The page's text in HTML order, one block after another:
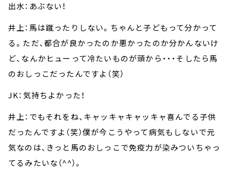
出水：あぶない！
井上：馬は蹴ったりしない。ちゃんと子どもって分かって
る。ただ、都合が良かったのか悪かったのか分かんないけ
ど、なんかヒューって冷たいものが頭から・・・そしたら馬
のおしっこだったんですよ（笑）
JK：気持ちよかった！
井上：でもそれをね、キャッキャキャッキャ喜んでる子供
だったんですよ（笑）僕が今こうやって病気もしないで元
気なのは、きっと馬のおしっこで免疫力が染みついちゃっ
てるみたいな（^^）。